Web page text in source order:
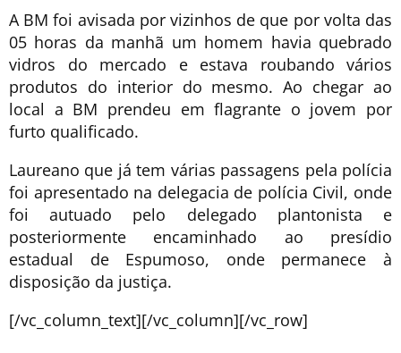
A BM foi avisada por vizinhos de que por volta das
05 horas da manhã um homem havia quebrado
vidros do mercado e estava roubando vários
produtos do interior do mesmo. Ao chegar ao
local a BM prendeu em flagrante o jovem por
furto qualificado.
Laureano que já tem várias passagens pela polícia
foi apresentado na delegacia de polícia Civil, onde
foi autuado pelo delegado plantonista e
posteriormente encaminhado ao presídio
estadual de Espumoso, onde permanece à
disposição da justiça.
[/vc_column_text][/vc_column][/vc_row]